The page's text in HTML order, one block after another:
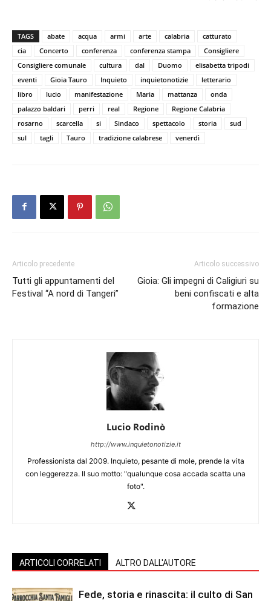
TAGS abate acqua armi arte calabria
catturato
cia
Concerto conferenza conferenza stampa
Consigliere
Consigliere comunale
cultura dal Duomo
elisabetta tripodi
eventi
Gioia Tauro Inquieto inquietonotizie
letterario
libro
lucio manifestazione Maria mattanza
onda
palazzo baldari
perri real Regione
Regione Calabria
rosarno
scarcella si Sindaco spettacolo storia
sud
sul
tagli Tauro tradizione calabrese venerdì
Articolo precedente
Tutti gli appuntamenti del
Festival “A nord di Tangeri”
Articolo successivo
Gioia: Gli impegni di Caligiuri su
beni confiscati e alta
formazione
Lucio Rodinò
http://www.inquietonotizie.it
Professionista dal 2009. Inquieto, pesante di mole, prende la vita
con leggerezza. Il suo motto: "qualunque cosa accada scatta una
foto".
ARTICOLI CORRELATI ALTRO DALL'AUTORE
Fede, storia e rinascita: il culto di San